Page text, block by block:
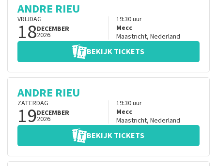
ANDRE RIEU
VRIJDAG
18DECEMBER
2026
19:30uur
Mecc
Maastricht, Nederland
BEKIJK TICKETS
ANDRE RIEU
ZATERDAG
19DECEMBER
2026
19:30uur
Mecc
Maastricht, Nederland
BEKIJK TICKETS